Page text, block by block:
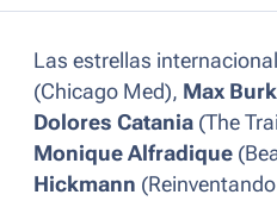
Las estrellas
(Chicago Med), Max
Dolores Catania (The
Monique Alfradique (
Hickmann (